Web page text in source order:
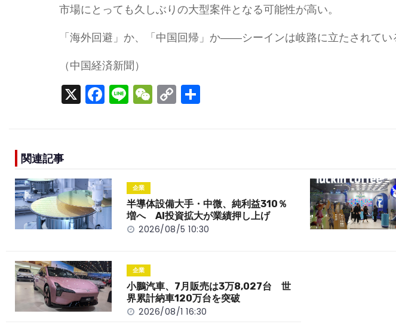
市場にとっても久しぶりの大型案件となる可能性が高い。
「海外回避」か、「中国回帰」か――シーインは岐路に立たされてい
（中国経済新聞）
X F
o
o
k
Li W C
k
関連記事
企業
半導体設備大手・中微、純利益310％
増へ AI投資拡大が業績押し上げ
2026/08/5 10:30
企業
小鵬汽車、7月販売は3万8,027台 世
界累計納車120万台を突破
2026/08/1 16:30